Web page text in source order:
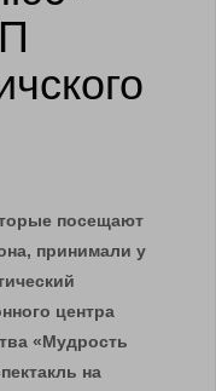
посещают
принимали у
центра
«Мудрость
на